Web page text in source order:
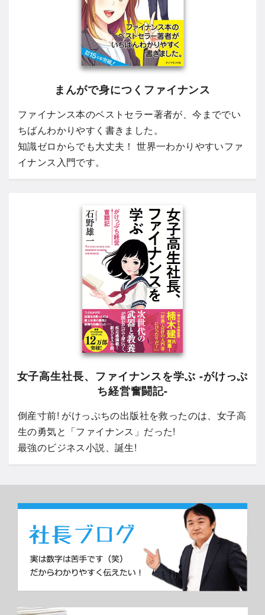
まんがで身につくファイナンス
ファイナンス本のベストセラー著者が、今まででい
ちばんわかりやすく書きました。
知識ゼロからでも大丈夫！ 世界一わかりやすいファ
イナンス入門です。
女子高生社長、ファイナンスを学ぶ -がけっぷ
ち経営奮闘記-
倒産寸前! がけっぷちの出版社を救ったのは、女子高
生の勇気と「ファイナンス」だった!
最強のビジネス小説、誕生!